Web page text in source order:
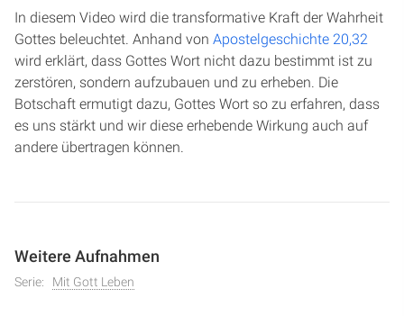
In diesem Video wird die transformative Kraft der Wahrheit
Gottes beleuchtet. Anhand von Apostelgeschichte 20,32
wird erklärt, dass Gottes Wort nicht dazu bestimmt ist zu
zerstören, sondern aufzubauen und zu erheben. Die
Botschaft ermutigt dazu, Gottes Wort so zu erfahren, dass
es uns stärkt und wir diese erhebende Wirkung auch auf
andere übertragen können.
Weitere Aufnahmen
Serie: Mit Gott Leben